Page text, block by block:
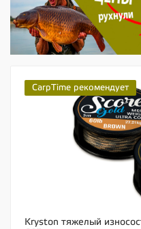
CarpTime рекомендует
Kryston тяжелый